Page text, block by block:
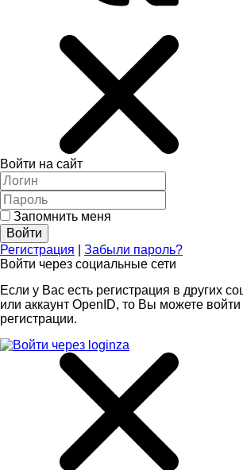
Войти на сайт
Запомнить меня
Регистрация
Забыли пароль?
Войти через социальные сети
Если у Вас есть регистрация в других
или аккаунт OpenID, то Вы можете войти
регистрации.